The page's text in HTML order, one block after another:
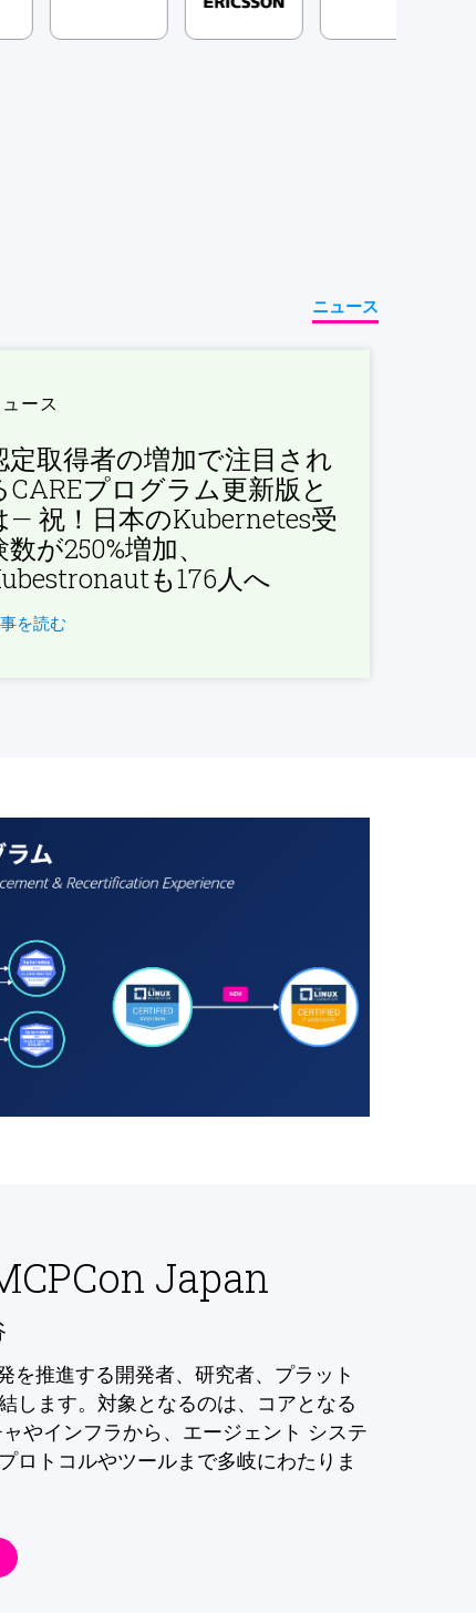
ニュース
ース
定取得者の増加で注目され
CAREプログラム更新版と
— 祝！日本のKubernetes受
数が250%増加、
も176人へ
を読む
Japan
を推進する開発者、研究者、プラット
します。対象となるのは、コアとなる
やインフラから、エージェント システ
ロトコルやツールまで多岐にわたりま